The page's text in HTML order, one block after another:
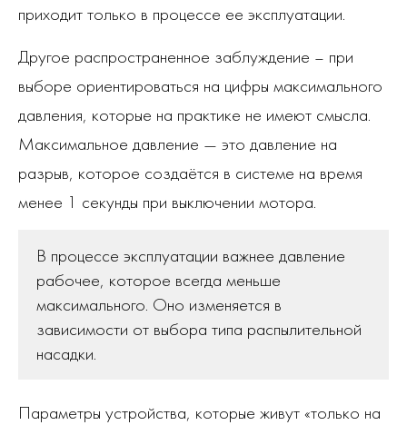
приходит только в процессе ее эксплуатации.
Другое распространенное заблуждение – при
выборе ориентироваться на цифры максимального
давления, которые на практике не имеют смысла.
Максимальное давление — это давление на
разрыв, которое создаётся в системе на время
менее 1 секунды при выключении мотора.
В процессе эксплуатации важнее давление
рабочее, которое всегда меньше
максимального. Оно изменяется в
зависимости от выбора типа распылительной
насадки.
Параметры устройства, которые живут «только на